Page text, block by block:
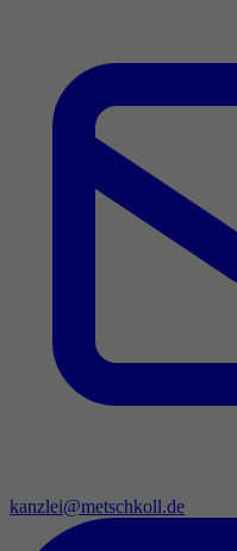
kanzlei@metschkoll.de